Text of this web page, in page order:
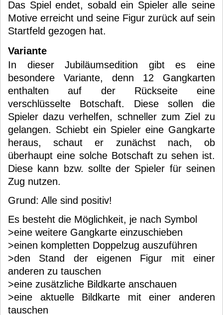
Das Spiel endet, sobald ein Spieler alle seine
Motive erreicht und seine Figur zurück auf sein
Startfeld gezogen hat.
Variante
In dieser Jubiläumsedition gibt es eine
besondere Variante, denn 12 Gangkarten
enthalten auf der Rückseite eine
verschlüsselte Botschaft. Diese sollen die
Spieler dazu verhelfen, schneller zum Ziel zu
gelangen. Schiebt ein Spieler eine Gangkarte
heraus, schaut er zunächst nach, ob
überhaupt eine solche Botschaft zu sehen ist.
Diese kann bzw. sollte der Spieler für seinen
Zug nutzen.
Grund: Alle sind positiv!
Es besteht die Möglichkeit, je nach Symbol
>eine weitere Gangkarte einzuschieben
>einen kompletten Doppelzug auszuführen
>den Stand der eigenen Figur mit einer
anderen zu tauschen
>eine zusätzliche Bildkarte anschauen
>eine aktuelle Bildkarte mit einer anderen
tauschen